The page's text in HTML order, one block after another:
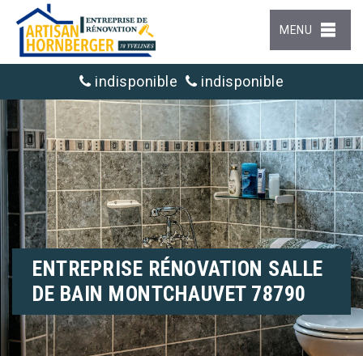
MENU
indisponible indisponible
ENTREPRISE RÉNOVATION SALLE
DE BAIN MONTCHAUVET 78790